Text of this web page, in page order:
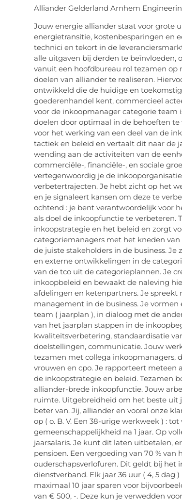
Alliander Gelderland Arnhem
Jouw energie alliander staat voor grote
energietransitie, kostenbesparingen en
technici en tekort in de
alle uitgaven bij derden te beïnvloeden,
vanuit een hoofdbureau rol tezamen op
doelen van alliander te realiseren.
ontwikkeld die de huidige en
goederenhandel kent, commercieel
voor de inkoopmanager categorie team
doelen door optimaal in de behoeften
voor het werking van een deel van de
tactiek en beleid en vertaalt dit naar de
wending aan de activiteiten van de
commerciële-, financiële-, en sociale
vertegenwoordig je de
verbetertrajecten. Je hebt zicht op het
en je signaleert kansen om deze te
ochtend : je bent verantwoordelijk voor
als doel de inkoopfunctie te verbeteren.
inkoopstrategie en het beleid en zorgt
categoriemanagers met het kneden
de juiste stakeholders in de business.
en externe ontwikkelingen in de
van de tco uit de categorieplannen. Je
inkoopbeleid en bewaakt de naleving
afdelingen en ketenpartners. Je spreekt
management in de business. Je
team ( jaarplan ), in dialoog met de
van het jaarplan stappen in de
kwaliteitsverbetering, standaardisatie
doelstellingen, communicatie. Jouw
tezamen met collega inkoopmanagers,
vrouwen en cpo. Je rapporteert
de inkoopstrategie en beleid. Tezamen
alliander-brede inkoopfunctie. Jouw
ruimte. Uitgebreidheid om het beste uit
beter van. Jij, alliander en vooral onze
op ( o. B. V. Een 38-urige werkweek ) :
gemeenschappelijkheid na 1 jaar. Op
jaarsalaris. Je kunt dit laten uitbetalen,
pensioen. Een vergoeding van 70 %
ouderschapsverlofuren. Dit geldt bij het
dienstverband. Elk jaar 36 uur ( 4, 5 dag
maximaal 10 jaar sparen voor
van € 500, -. Deze kun je verwedden